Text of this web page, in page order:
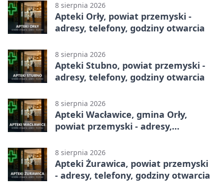
8 sierpnia 2026
Apteki Orły, powiat przemyski -
adresy, telefony, godziny otwarcia
8 sierpnia 2026
Apteki Stubno, powiat przemyski -
adresy, telefony, godziny otwarcia
8 sierpnia 2026
Apteki Wacławice, gmina Orły,
powiat przemyski - adresy,
8 sierpnia 2026
Apteki Żurawica, powiat przemyski
- adresy, telefony, godziny otwarcia